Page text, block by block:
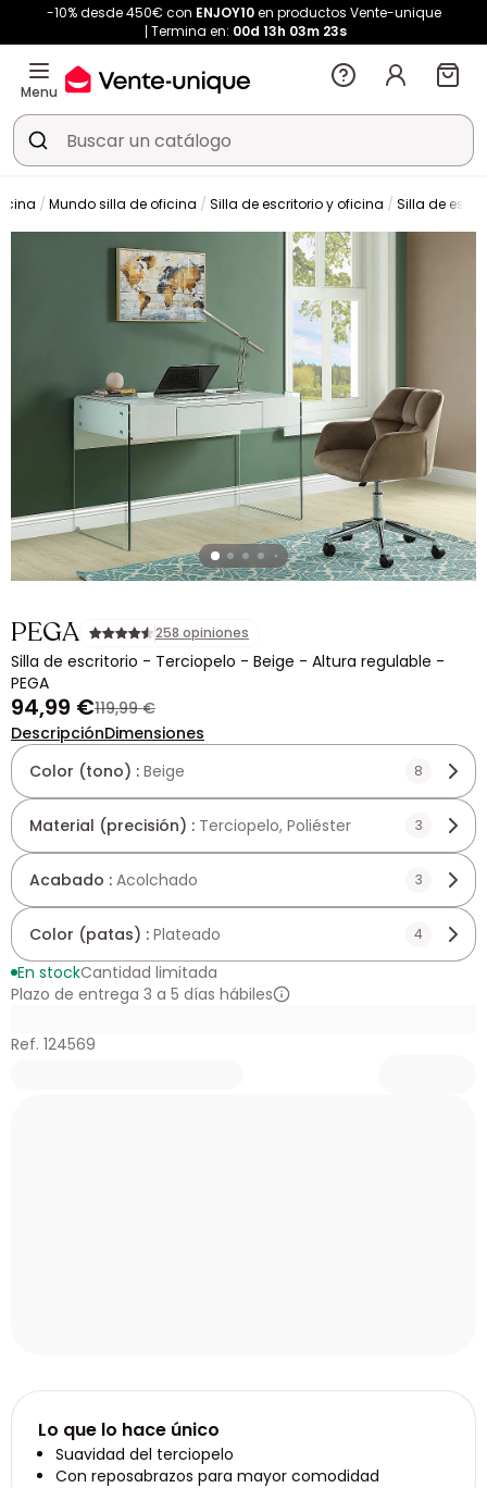
-10% desde 450€ con ENJOY10en productos Vente-unique
Termina en: 00d 13h 03m 22s
Menu
Mundo silla de oficina Silla de escritorio y oficina Silla de
PEGA 258 opiniones
Silla de escritorio - Terciopelo - Beige - Altura regulable -
PEGA
94,99 €119,99 €
DescripciónDimensiones
Color (tono) : Beige 8
Material (precisión) : Terciopelo, Poliéster 3
Acabado : Acolchado 3
Color (patas) : Plateado 4
En stockCantidad limitada
Plazo de entrega 3 a 5 días hábiles
Ref. 124569
Lo que lo hace único
Suavidad del terciopelo
Con reposabrazos para mayor comodidad